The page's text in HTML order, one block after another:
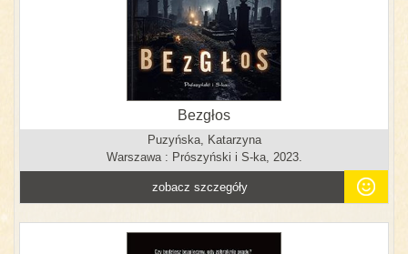
Bezgłos
Puzyńska, Katarzyna
Warszawa : Prószyński i S-ka, 2023.
zobacz szczegóły